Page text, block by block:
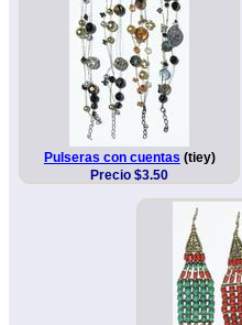
Pulseras con cuentas (tiey)
Precio $3.50